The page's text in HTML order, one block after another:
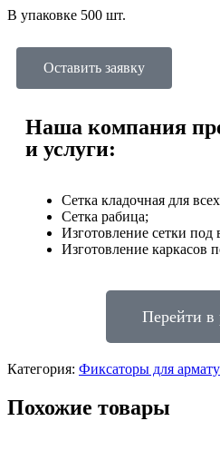
В упаковке 500 шт.
Оставить заявку
Наша компания
и услуги:
Сетка кладочная для
Сетка рабица;
Изготовление сетки под
⁠Изготовление каркасов
Перейти в
Категория: Фиксаторы для
Похожие товары